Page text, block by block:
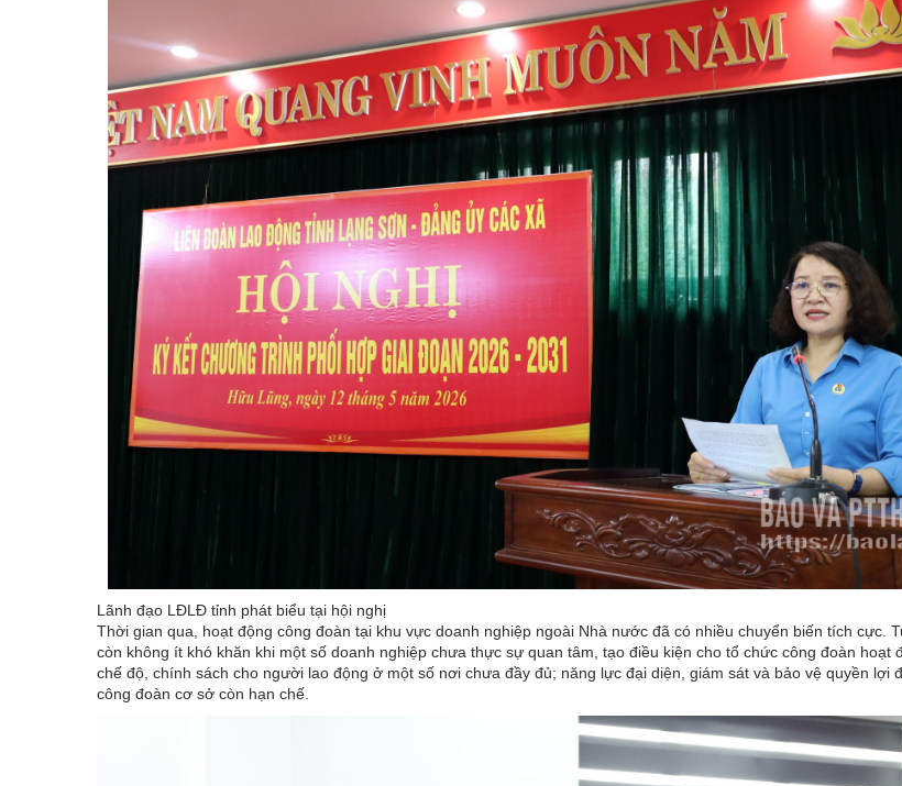
Lãnh đạo LĐLĐ tỉnh phát biểu tại hội nghị
Thời gian qua, hoạt động công đoàn tại khu vực doanh nghiệp ngoài Nhà nước đã có nhiều chuyển biến tích cực.
còn không ít khó khăn khi một số doanh nghiệp chưa thực sự quan tâm, tạo điều kiện cho tổ chức công đoàn hoạt
chế độ, chính sách cho người lao động ở một số nơi chưa đầy đủ; năng lực đại diện, giám sát và bảo vệ quyền lợi
công đoàn cơ sở còn hạn chế.